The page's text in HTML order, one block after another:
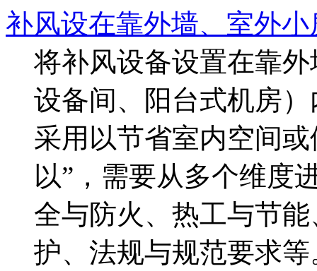
补风设在靠外墙、室外
将补风设备设置在靠
设备间、阳台式机房
采用以节省室内空间
以”，需要从多个维度
全与防火、热工与节
护、法规与规范要求